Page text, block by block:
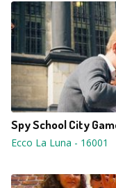
Spy School City
Ecco La Luna - 16001